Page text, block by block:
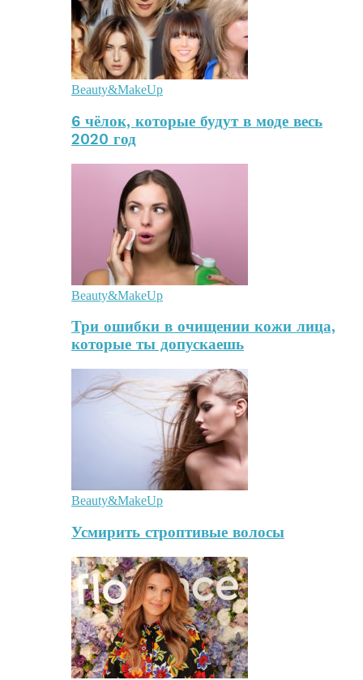
Beauty&MakeUp
6 чёлок, которые будут в моде весь
2020 год
Beauty&MakeUp
Три ошибки в очищении кожи лица,
которые ты допускаешь
Beauty&MakeUp
Усмирить строптивые волосы